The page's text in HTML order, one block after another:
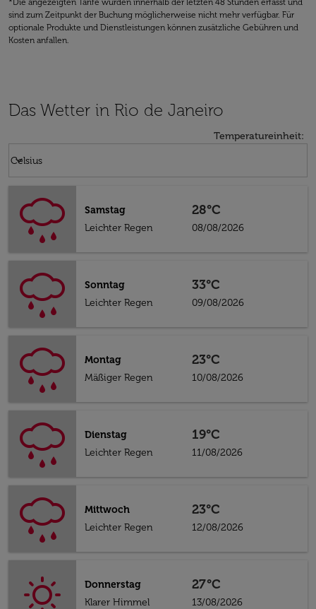
*Die angezeigten Tarife wurden innerhalb der letzten 48 Stunden erfasst und
sind zum Zeitpunkt der Buchung möglicherweise nicht mehr verfügbar. Für
optionale Produkte und Dienstleistungen können zusätzliche Gebühren und
Kosten anfallen.
Das Wetter in Rio de Janeiro
Temperatureinheit:
Celsius
keyboard_arrow_down
Samstag
Leichter Regen
28°C
08/08/2026
Sonntag
Leichter Regen
33°C
09/08/2026
Montag
Mäßiger Regen
23°C
10/08/2026
Dienstag
Leichter Regen
19°C
11/08/2026
Mittwoch
Leichter Regen
23°C
12/08/2026
Donnerstag
Klarer Himmel
27°C
13/08/2026